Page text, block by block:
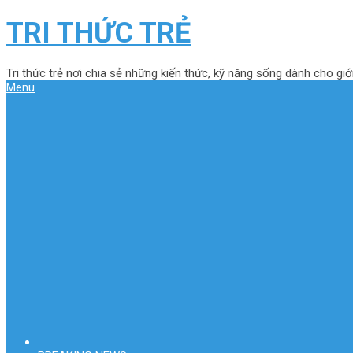
TRI THỨC TRẺ
Tri thức trẻ nơi chia sẻ những kiến thức, kỹ năng sống dành cho
Menu